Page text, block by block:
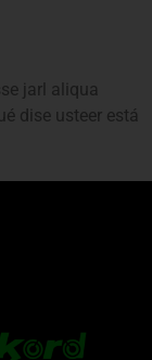
jarl aliqua
dise usteer está